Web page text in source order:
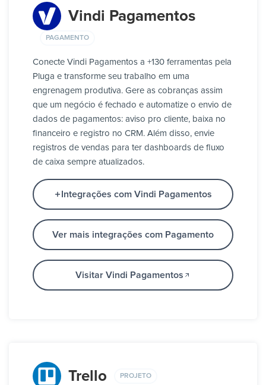
Vindi Pagamentos
PAGAMENTO
Conecte Vindi Pagamentos a +130 ferramentas pela
Pluga e transforme seu trabalho em uma
engrenagem produtiva. Gere as cobranças assim
que um negócio é fechado e automatize o envio de
dados de pagamentos: aviso pro cliente, baixa no
financeiro e registro no CRM. Além disso, envie
registros de vendas para ter dashboards de fluxo
de caixa sempre atualizados.
Integrações com Vindi Pagamentos
Ver mais integrações com Pagamento
Visitar Vindi Pagamentos
Trello PROJETO